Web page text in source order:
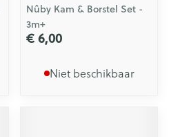
Nûby Kam & Borstel Set -
3m+
€ 6,00
Niet beschikbaar